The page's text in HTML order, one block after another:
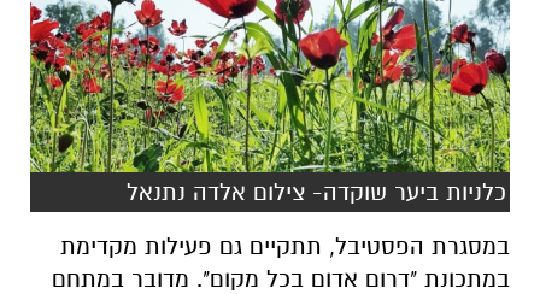
כלניות ביער שוקדה- צילום אלדה נתנאל
במסגרת הפסטיבל, תתקיים גם פעילות מקדימת
במתכונת "דרום אדום בכל מקום". מדובר במתחם